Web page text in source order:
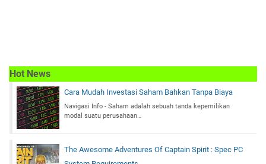
Hot News
Cara Mudah Investasi Saham Bahkan Tanpa Biaya
Navigasi Info - Saham adalah sebuah tanda kepemilikan
modal suatu perusahaan…
The Awesome Adventures Of Captain Spirit : Spec PC